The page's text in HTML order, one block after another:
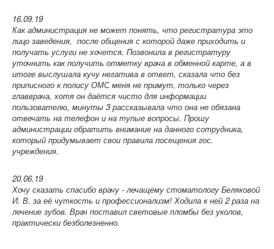
16.09.19
Как администрация не может понять, что регистратура это
лицо заведения, после общения с которой даже приходить и
получать услуги не хочется. Позвонила в регистратуру
уточнить как получить отметку врача в обменной карте, а в
итоге выслушала кучу негатива в ответ, сказала что без
приписного к полису ОМС меня не примут, только через
главврача, хотя он даётся чисто для информации
пользователю, минуты 3 рассказывала что она не обязана
отвечать на телефон и на тупые вопросы. Прошу
администрации обратить внимание на данного сотрудника,
который придумывает свои правила посещения гос.
учреждения.
20.06.19
Хочу сказать спасибо врачу - лечащему стоматологу Беляковой
И. В. за её чуткость и профессионализм! Ходила к ней 2 раза на
лечение зубов. Врач поставил световые пломбы без уколов,
практически безболезненно.